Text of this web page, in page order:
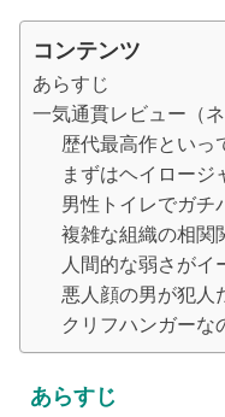
コンテンツ
あらすじ
一気通貫レビュー（ネ
歴代最高作といっ
まずはヘイロージ
男性トイレでガチ
複雑な組織の相関
人間的な弱さがイ
悪人顔の男が犯人
クリフハンガーな
あらすじ